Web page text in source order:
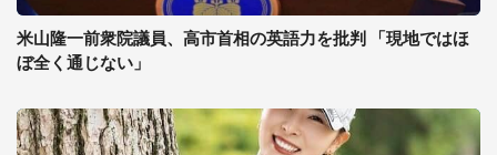
米山隆一前衆院議員、高市首相の英語力を批判 「現地ではほ
ぼ全く通じない」